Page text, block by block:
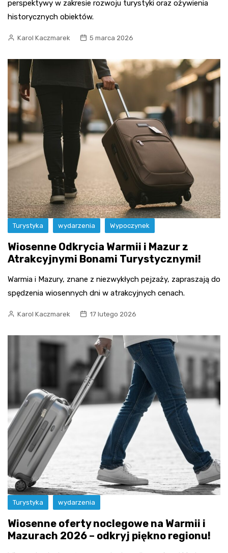
perspektywy w zakresie rozwoju turystyki oraz ożywienia
historycznych obiektów.
Karol Kaczmarek 5 marca 2026
Turystyka wydarzenia Wypoczynek
Wiosenne Odkrycia Warmii i Mazur z
Atrakcyjnymi Bonami Turystycznymi!
Warmia i Mazury, znane z niezwykłych pejzaży, zapraszają do
spędzenia wiosennych dni w atrakcyjnych cenach.
Karol Kaczmarek 17 lutego 2026
Turystyka wydarzenia
Wiosenne oferty noclegowe na Warmii i
Mazurach 2026 – odkryj piękno regionu!